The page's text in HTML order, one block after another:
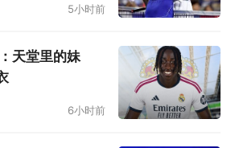
维斯因伤缺席世预赛时，法格
是个万金油，这对巴西队也有
5小时前
天堂里的妹
6小时前